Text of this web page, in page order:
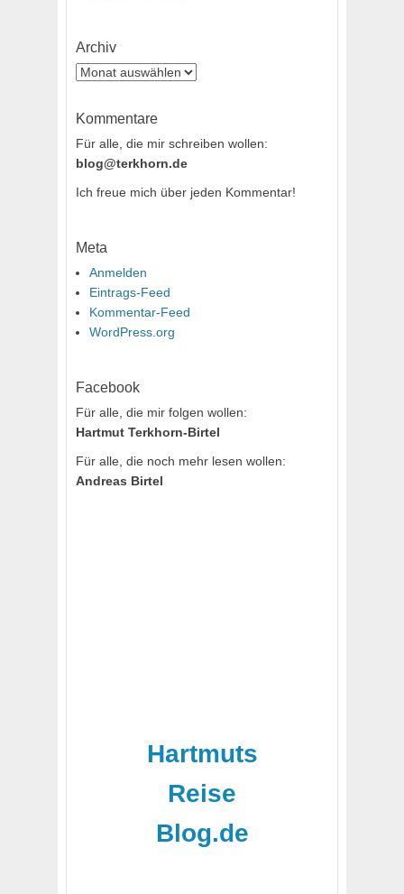
Archiv
Archiv
Kommentare
Für alle, die mir schreiben wollen:
blog@terkhorn.de
Ich freue mich über jeden Kommentar!
Meta
Anmelden
Eintrags-Feed
Kommentar-Feed
WordPress.org
Facebook
Für alle, die mir folgen wollen:
Hartmut Terkhorn-Birtel
Für alle, die noch mehr lesen wollen:
Andreas Birtel
Hartmuts
Reise
Blog.de